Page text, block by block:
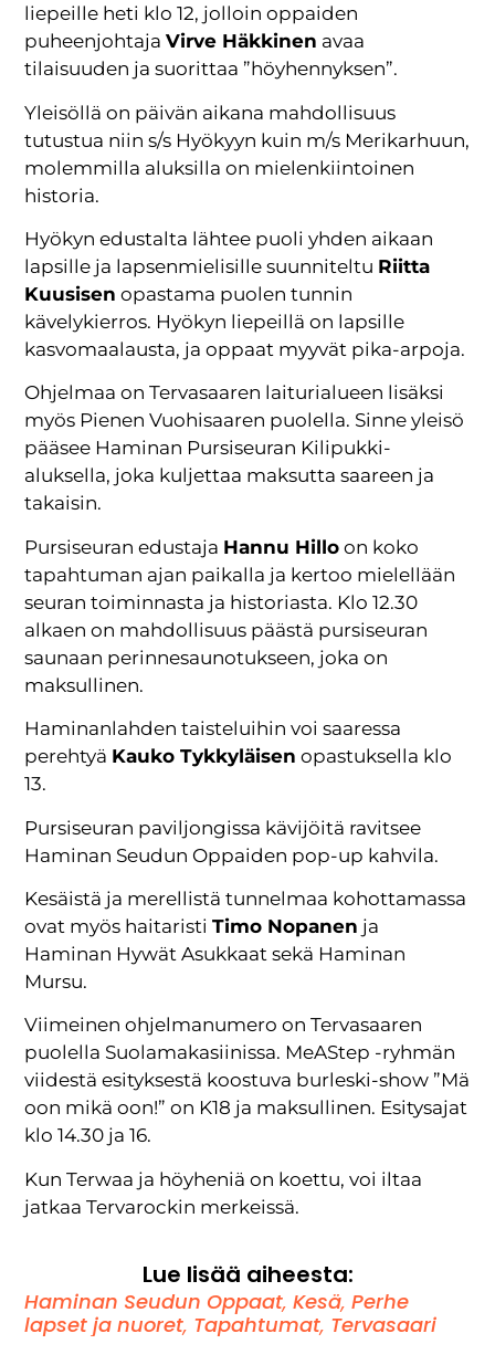
liepeille heti klo 12, jolloin oppaiden
puheenjohtajaVirve Häkkinen avaa
tilaisuuden ja suorittaa ”höyhennyksen”.
Yleisöllä on päivän aikana mahdollisuus
tutustua niin s/s Hyökyyn kuin m/s Merikarhuun,
molemmilla aluksilla on mielenkiintoinen
historia.
Hyökyn edustalta lähtee puoli yhden aikaan
lapsille ja lapsenmielisille suunniteltu Riitta
Kuusisen opastama puolen tunnin
kävelykierros. Hyökyn liepeillä on lapsille
kasvomaalausta, ja oppaat myyvät pika-arpoja.
Ohjelmaa on Tervasaaren laiturialueen lisäksi
myös Pienen Vuohisaaren puolella. Sinne yleisö
pääsee Haminan Pursiseuran Kilipukki-
aluksella, joka kuljettaa maksutta saareen ja
takaisin.
Pursiseuran edustaja Hannu Hillo on koko
tapahtuman ajan paikalla ja kertoo mielellään
seuran toiminnasta ja historiasta. Klo 12.30
alkaen on mahdollisuus päästä pursiseuran
saunaan perinnesaunotukseen, joka on
maksullinen.
Haminanlahden taisteluihin voi saaressa
perehtyä Kauko Tykkyläisen opastuksella klo
13.
Pursiseuran paviljongissa kävijöitä ravitsee
Haminan Seudun Oppaiden pop-up kahvila.
Kesäistä ja merellistä tunnelmaa kohottamassa
ovat myös haitaristiTimo Nopanen ja
Haminan Hywät Asukkaat sekä Haminan
Mursu.
Viimeinen ohjelmanumero on Tervasaaren
puolella Suolamakasiinissa. MeAStep -ryhmän
viidestä esityksestä koostuva burleski-show ”Mä
oon mikä oon!” on K18 ja maksullinen. Esitysajat
klo 14.30 ja 16.
Kun Terwaa ja höyheniä on koettu, voi iltaa
jatkaa Tervarockin merkeissä.
Lue lisää aiheesta:
Haminan Seudun Oppaat,Kesä,Perhe
lapset ja nuoret, Tapahtumat, Tervasaari